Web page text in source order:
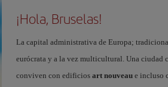
¡Hola, Bruselas!
La capital administrativa de Europa;
eurócrata y a la vez multicultural. Una ciudad
conviven con edificios art nouveaue incluso